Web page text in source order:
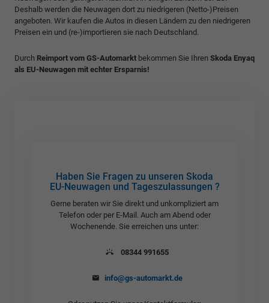
Deshalb werden die Neuwagen dort zu niedrigeren (Netto-)Preisen
angeboten. Wir kaufen die Autos in diesen Ländern zu den niedrigeren
Preisen ein und (re-)importieren sie nach Deutschland.
Durch Reimport vom GS-Automarkt bekommen Sie Ihren Skoda Enyaq
als EU-Neuwagen mit echter Ersparnis!
Haben Sie Fragen zu unseren Skoda
EU-Neuwagen und Tageszulassungen ?
Gerne beraten wir Sie direkt und unkompliziert am
Telefon oder per E-Mail. Auch am Abend oder
Wochenende. Sie erreichen uns unter:
08344 991655
info@gs-automarkt.de